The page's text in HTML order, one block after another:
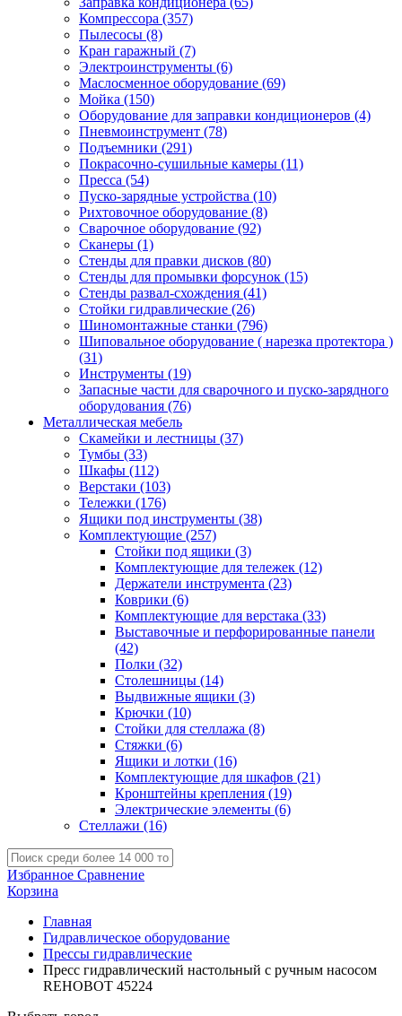
Компрессора (357)
Пылесосы (8)
Кран гаражный (7)
Электроинструменты (6)
Маслосменное оборудование (69)
Мойка (150)
Оборудование для заправки кондиционеров (4)
Пневмоинструмент (78)
Подъемники (291)
Покрасочно-сушильные камеры (11)
Пресса (54)
Пуско-зарядные устройства (10)
Рихтовочное оборудование (8)
Сварочное оборудование (92)
Сканеры (1)
Стенды для правки дисков (80)
Стенды для промывки форсунок (15)
Стенды развал-схождения (41)
Стойки гидравлические (26)
Шиномонтажные станки (796)
Шиповальное оборудование ( нарезка протектора )
(31)
Инструменты (19)
Запасные части для сварочного и пуско-зарядного
оборудования (76)
Металлическая мебель
Скамейки и лестницы (37)
Тумбы (33)
Шкафы (112)
Верстаки (103)
Тележки (176)
Ящики под инструменты (38)
Комплектующие (257)
Стойки под ящики (3)
Комплектующие для тележек (12)
Держатели инструмента (23)
Коврики (6)
Комплектующие для верстака (33)
Выставочные и перфорированные панели
(42)
Полки (32)
Столешницы (14)
Выдвижные ящики (3)
Крючки (10)
Стойки для стеллажа (8)
Стяжки (6)
Ящики и лотки (16)
Комплектующие для шкафов (21)
Кронштейны крепления (19)
Электрические элементы (6)
Стеллажи (16)
Избранное Сравнение
Корзина
Главная
Гидравлическое оборудование
Прессы гидравлические
Пресс гидравлический настольный c ручным насосом
REHOBOT 45224